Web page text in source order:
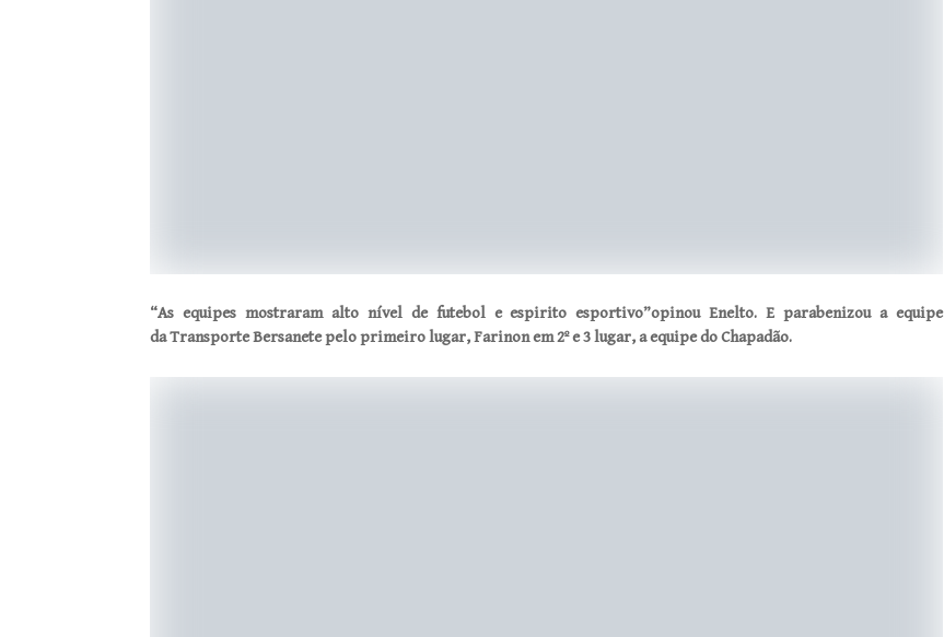
“As equipes mostraram alto nível de futebol e espirito esportivo”opinou Enelto. E parabenizou a equipe
da Transporte Bersanete pelo primeiro lugar, Farinon em 2º e 3 lugar, a equipe do Chapadão.